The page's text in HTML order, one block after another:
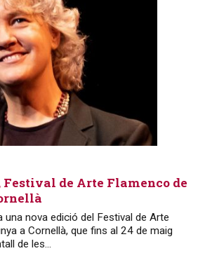
de Arte Flamenco de
una nova edició del Festival de Arte
a Cornellà, que fins al 24 de maig
de les...